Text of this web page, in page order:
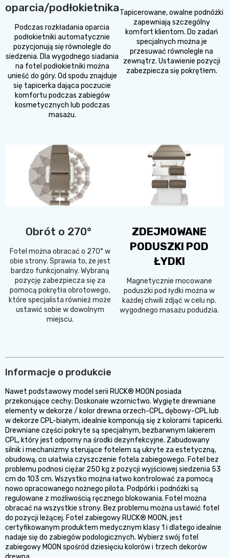
oparcia/podłokietnika
Podczas rozkładania oparcia
podłokietniki automatycznie
pozycjonują się równolegle do
siedzenia. Dla wygodnego siadania
na fotel podłokietniki można
unieść do góry. Od spodu znajduje
się tapicerka dająca poczucie
komfortu podczas zabiegów
kosmetycznych lub podczas
masażu.
Tapicerowane, owalne podnóżki
zapewniają szczególny
komfort klientom. Do zadań
specjalnych można je
przesuwać równolegle na
zewnątrz. Ustawienie pozycji
zabezpiecza się pokrętłem.
Obrót o 270°
Fotel można obracać o 270° w
obie strony. Sprawia to, że jest
bardzo funkcjonalny. Wybraną
pozycję zabezpiecza się za
pomocą pokrętła obrotowego,
które specjalista również może
ustawić sobie w dowolnym
miejscu.
ZDEJMOWANE
PODUSZKI POD
ŁYDKI
Magnetycznie mocowane
poduszki pod łydki można w
każdej chwili zdjąć w celu np.
wygodnego masażu podudzia.
Informacje o produkcie
Nawet podstawowy model serii RUCK® MOON posiada
przekonujące cechy; Doskonałe wzornictwo. Wygięte drewniane
elementy w dekorze / kolor drewna orzech-CPL, dębowy-CPL lub
w dekorze CPL-białym, idealnie komponują się z kolorami tapicerki.
Drewniane części pokryte są specjalnym, bezbarwnym lakierem
CPL, który jest odporny na środki dezynfekcyjne. Zabudowany
silnik i mechanizmy sterujące fotelem są ukryte za estetyczną,
obudową, co ułatwia czyszczenie fotela zabiegowego. Fotel bez
problemu podnosi ciężar 250 kg z pozycji wyjściowej siedzenia 53
cm do 103 cm. Wszystko można łatwo kontrolować za pomocą
nowo opracowanego nożnego pilota. Podpórki i podnóżki są
regulowane z możliwością ręcznego blokowania. Fotel można
obracać na wszystkie strony. Bez problemu można ustawić fotel
do pozycji leżącej. Fotel zabiegowy RUCK® MOON, jest
certyfikowanym produktem medycznym klasy 1 i dlatego idealnie
nadaje się do zabiegów podologicznych. Wybierz swój fotel
zabiegowy MOON spośród dziesięciu kolorów i trzech dekorów